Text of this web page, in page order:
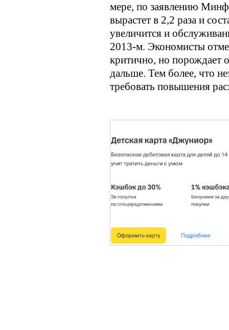
мере, по заявлению
вырастет в 2,2 раза и
увеличится и
2013-м. Экономисты
критично, но порождает
дальше. Тем более, что
требовать повышения